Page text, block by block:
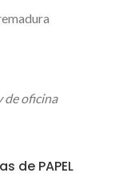
de oficina
de PAPEL